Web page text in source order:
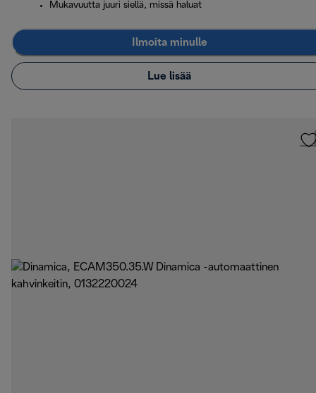
Mukavuutta juuri siellä, missä haluat
Ilmoita minulle
Lue lisää